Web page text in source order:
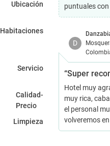
Ubicación
Habitaciones
Servicio
Calidad-
Precio
Limpieza
puntuales
D
“Super
Hotel muy
muy rica,
el personal
volveremos